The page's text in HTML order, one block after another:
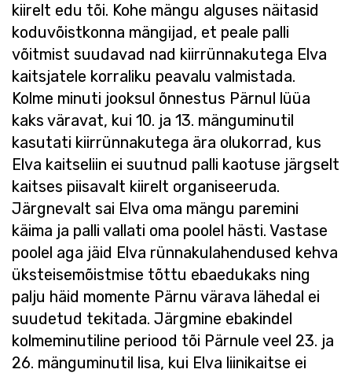
kiirelt edu tõi. Kohe mängu alguses näitasid
koduvõistkonna mängijad, et peale palli
võitmist suudavad nad kiirrünnakutega Elva
kaitsjatele korraliku peavalu valmistada.
Kolme minuti jooksul õnnestus Pärnul lüüa
kaks väravat, kui 10. ja 13. mänguminutil
kasutati kiirrünnakutega ära olukorrad, kus
Elva kaitseliin ei suutnud palli kaotuse järgselt
kaitses piisavalt kiirelt organiseeruda.
Järgnevalt sai Elva oma mängu paremini
käima ja palli vallati oma poolel hästi. Vastase
poolel aga jäid Elva rünnakulahendused kehva
üksteisemõistmise tõttu ebaedukaks ning
palju häid momente Pärnu värava lähedal ei
suudetud tekitada. Järgmine ebakindel
kolmeminutiline periood tõi Pärnule veel 23. ja
26. mänguminutil lisa, kui Elva liinikaitse ei